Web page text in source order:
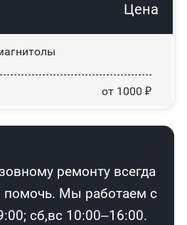
Цена
от 1000 ₽
ремонту всегда
помочь. Мы работаем с
сб,вс 10:00–16:00.